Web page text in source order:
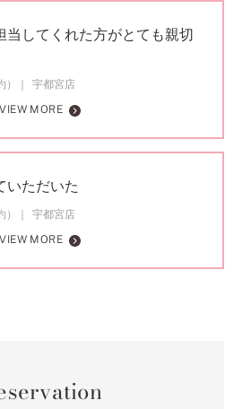
当してくれた方がとても親切
宇都宮店
VIEW MORE
いただいた
宇都宮店
VIEW MORE